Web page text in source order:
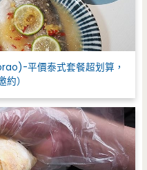
平價泰式套餐超划算，
）